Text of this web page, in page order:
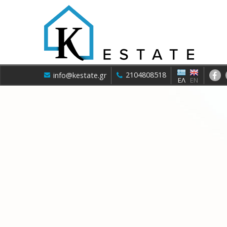
info@kestate.gr 2104808518
ΕΛ EN